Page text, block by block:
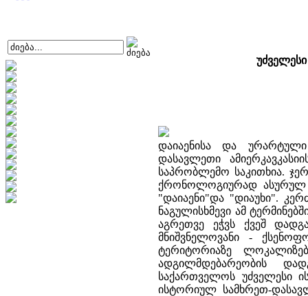
დაიაენისა და ურარტული
დასავლეთი
საპრობლემო საკითხია.
ქრონოლოგიურად ასურულ
"დაიაენი"და "დიაუხი".
ნაგულისხმევი ამ
აგრეთვე ეჭვს ქვეშ
მნიშვნელოვანი -
ტერიტორიაზე
ადგილმდებარეობის
საქართველოს უძველესი
ისტორიულ სამხრეთ-